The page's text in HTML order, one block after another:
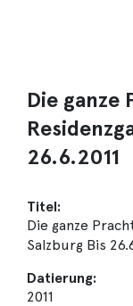
Die ganze
26.6.2011
Titel:
Die ganze
Salzburg Bis
Datierung:
2011